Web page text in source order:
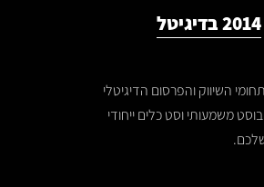
2014 בדיגיטל
השיווק והפרסום הדיגיטלי
משמעותי וסט כלים ייחודי